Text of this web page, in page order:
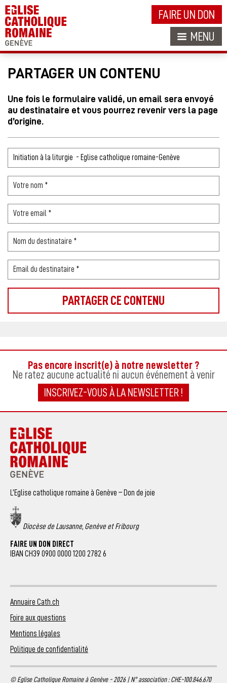
FAIRE UN DON
MENU
PARTAGER UN CONTENU
Une fois le formulaire validé, un email sera envoyé
au destinataire et vous pourrez revenir vers la page
d’origine.
Pas encore inscrit(e) à notre newsletter ?
Ne ratez aucune actualité ni aucun événement à venir
INSCRIVEZ-VOUS À LA NEWSLETTER !
L’Eglise catholique romaine à Genève – Don de joie
Diocèse de Lausanne, Genève et Fribourg
FAIRE UN DON DIRECT
IBAN CH39 0900 0000 1200 2782 6
Annuaire Cath.ch
Foire aux questions
Mentions légales
Politique de confidentialité
© Eglise Catholique Romaine à Genève - 2026 | N° association : CHE-100.846.670